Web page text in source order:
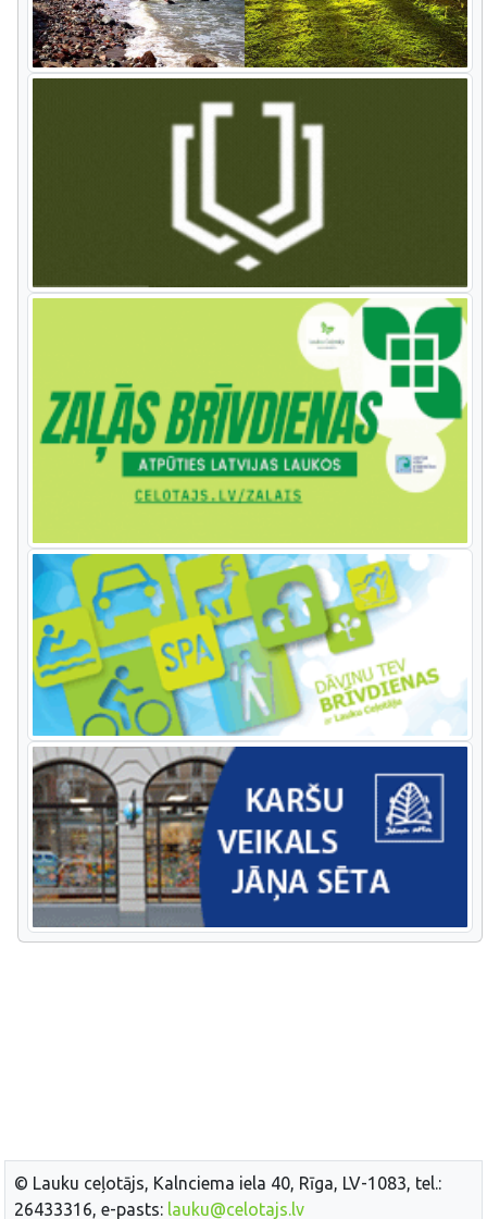
© Lauku ceļotājs, Kalnciema iela 40, Rīga, LV-1083, tel.:
26433316, e-pasts: lauku@celotajs.lv